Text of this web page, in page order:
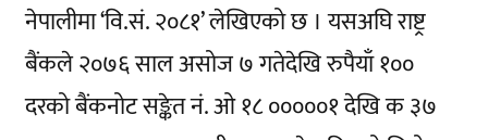
नेपालीमा ‘वि.सं. २०८१’ लेखिएको छ । यसअघि राष्ट्र
बैंकले २०७६ साल असोज ७ गतेदेखि रुपैयाँ १००
दरको बैंकनोट सङ्केत नं. ओ १८ ०००००१ देखि क ३७